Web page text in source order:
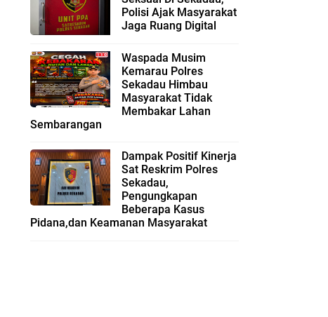
Polisi Ajak Masyarakat
Jaga Ruang Digital
Waspada Musim
Kemarau Polres
Sekadau Himbau
Masyarakat Tidak
Membakar Lahan
Sembarangan
Dampak Positif Kinerja
Sat Reskrim Polres
Sekadau,
Pengungkapan
Beberapa Kasus
Pidana,dan Keamanan Masyarakat